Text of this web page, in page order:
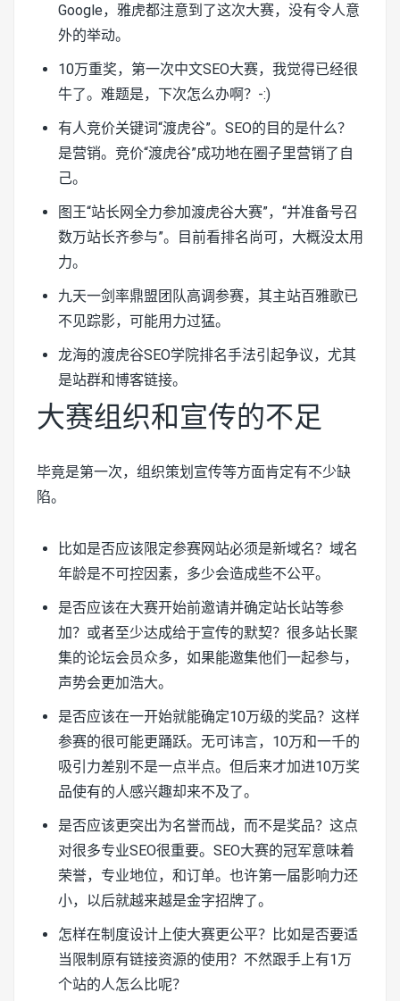
Google，雅虎都注意到了这次大赛，没有令人意
外的举动。
10万重奖，第一次中文SEO大赛，我觉得已经很
牛了。难题是，下次怎么办啊？-:)
有人竞价关键词“渡虎谷”。SEO的目的是什么？
是营销。竞价“渡虎谷”成功地在圈子里营销了自
己。
图王“站长网全力参加渡虎谷大赛”，“并准备号召
数万站长齐参与”。目前看排名尚可，大概没太用
力。
九天一剑率鼎盟团队高调参赛，其主站百雅歌已
不见踪影，可能用力过猛。
龙海的渡虎谷SEO学院排名手法引起争议，尤其
是站群和博客链接。
大赛组织和宣传的不足
毕竟是第一次，组织策划宣传等方面肯定有不少缺
陷。
比如是否应该限定参赛网站必须是新域名？域名
年龄是不可控因素，多少会造成些不公平。
是否应该在大赛开始前邀请并确定站长站等参
加？或者至少达成给于宣传的默契？很多站长聚
集的论坛会员众多，如果能邀集他们一起参与，
声势会更加浩大。
是否应该在一开始就能确定10万级的奖品？这样
参赛的很可能更踊跃。无可讳言，10万和一千的
吸引力差别不是一点半点。但后来才加进10万奖
品使有的人感兴趣却来不及了。
是否应该更突出为名誉而战，而不是奖品？这点
对很多专业SEO很重要。SEO大赛的冠军意味着
荣誉，专业地位，和订单。也许第一届影响力还
小，以后就越来越是金字招牌了。
怎样在制度设计上使大赛更公平？比如是否要适
当限制原有链接资源的使用？不然跟手上有1万
个站的人怎么比呢？